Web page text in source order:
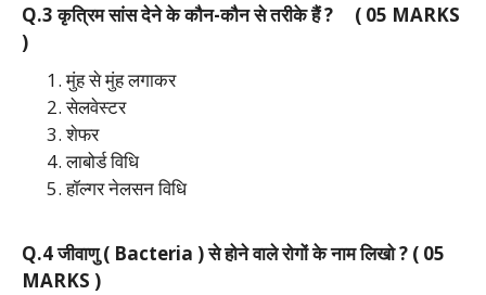
Q.3 कृत्रिम सांस देने के कौन-कौन से तरीके हैं ? ( 05 MARKS
)
मुंह से मुंह लगाकर
सेलवेस्टर
शेफर
लाबोर्ड विधि
हॉल्गर नेलसन विधि
Q.4 जीवाणु ( Bacteria ) से होने वाले रोगों के नाम लिखो ? ( 05
MARKS )